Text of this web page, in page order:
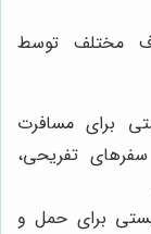
مختلف توسط
برای مسافرت
تفریحی،
برای حمل و